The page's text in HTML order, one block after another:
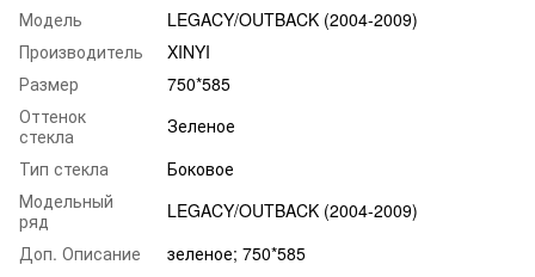
Модель
LEGACY/OUTBACK (2004-2009)
Производитель
XINYI
Размер
750*585
Оттенок
стекла
Зеленое
Тип стекла
Боковое
Модельный
ряд
LEGACY/OUTBACK (2004-2009)
Доп. Описание
зеленое; 750*585